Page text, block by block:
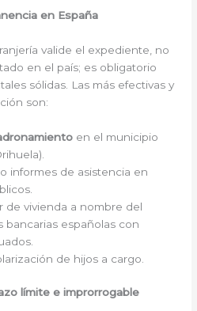
en España
valide el expediente, no
en el país; es obligatorio
sólidas. Las más efectivas y
son:
en el municipio
informes de asistencia en
de vivienda a nombre del
bancarias españolas con
de hijos a cargo.
límite e improrrogable